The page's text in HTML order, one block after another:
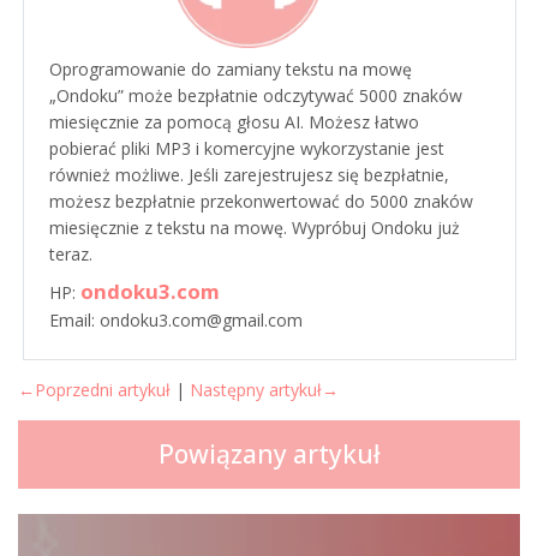
Oprogramowanie do zamiany tekstu na mowę
„Ondoku” może bezpłatnie odczytywać 5000 znaków
miesięcznie za pomocą głosu AI. Możesz łatwo
pobierać pliki MP3 i komercyjne wykorzystanie jest
również możliwe. Jeśli zarejestrujesz się bezpłatnie,
możesz bezpłatnie przekonwertować do 5000 znaków
miesięcznie z tekstu na mowę. Wypróbuj Ondoku już
teraz.
HP: ondoku3.com
Email: ondoku3.com@gmail.com
←Poprzedni artykuł | Następny artykuł→
Powiązany artykuł